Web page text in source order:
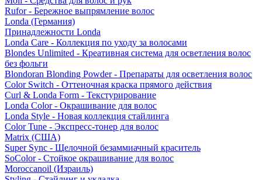
Rufor - Бережное выпрямление волос
Londa (Германия)
Принадлежности Londa
Londa Care - Коллекция по уходу за волосами
Blondes Unlimited - Креативная система для осветления волос
без фольги
Blondoran Blonding Powder - Препараты для осветления волос
Color Switch - Оттеночная краска прямого действия
Curl & Londa Form - Текстурирование
Londa Color - Окрашивание для волос
Londa Style - Новая коллекция стайлинга
Color Tune - Экспресс-тонер для волос
Matrix (США)
Super Sync - Щелочной безаммиачный краситель
SoColor - Стойкое окрашивание для волос
Moroccanoil (Израиль)